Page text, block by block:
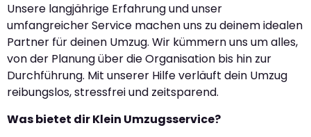
Unsere langjährige Erfahrung und unser
umfangreicher Service machen uns zu deinem idealen
Partner für deinen Umzug. Wir kümmern uns um alles,
von der Planung über die Organisation bis hin zur
Durchführung. Mit unserer Hilfe verläuft dein Umzug
reibungslos, stressfrei und zeitsparend.
Was bietet dir Klein Umzugsservice?